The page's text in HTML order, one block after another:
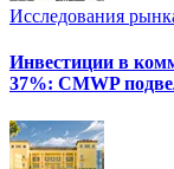
Исследования
Инвестиции в
37%: CMWP